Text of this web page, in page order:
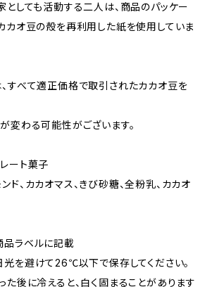
としても活動する二人は、商品のパッケー
カオ豆の殻を再利用した紙を使用していま
すべて適正価格で取引されたカカオ豆を
変わる可能性がございます。
ト菓子
、カカオマス、きび砂糖、全粉乳、カカオ
ラベルに記載
避けて26℃以下で保存してください。
た後に冷えると、白く固まることがあります